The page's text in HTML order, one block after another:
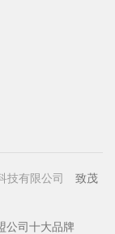
技有限公司
致茂
公司十大品牌